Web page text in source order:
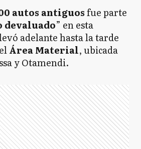
autos antiguosfue parte
devaluado” en esta
adelante hasta la tarde
Área Material, ubicada
y Otamendi.